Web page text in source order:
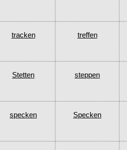
tracken treffen
Stetten steppen
specken Specken